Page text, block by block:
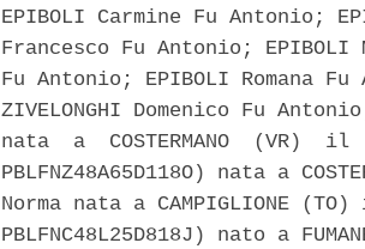
EPIBOLI Carmine Fu Antonio;
Francesco Fu Antonio;
Fu Antonio; EPIBOLI Romana
ZIVELONGHI Domenico Fu
nata  a  COSTERMANO  (VR)
PBLFNZ48A65D118O) nata a
Norma nata a CAMPIGLIONE
PBLFNC48L25D818J) nato a